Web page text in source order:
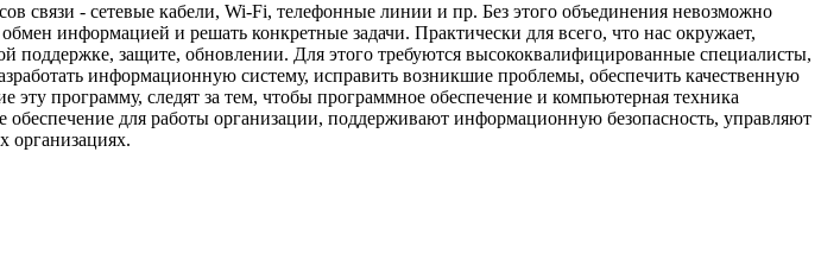
- сетевые кабели, Wi-Fi, телефонные линии и пр. Без этого объединения невозможно
информацией и решать конкретные задачи. Практически для всего, что нас окружает,
защите, обновлении. Для этого требуются высококвалифицированные специалисты,
информационную систему, исправить возникшие проблемы, обеспечить качественную
программу, следят за тем, чтобы программное обеспечение и компьютерная техника
для работы организации, поддерживают информационную безопасность, управляют
организациях.